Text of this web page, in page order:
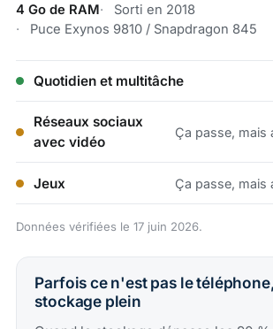
4 Go de RAM
Sorti en 2018
Puce Exynos 9810 / Snapdragon 845
Quotidien et multitâche
Réseaux sociaux
avec vidéo
Ça passe, mais
Jeux Ça passe, mais
Données vérifiées le 17 juin 2026.
Parfois ce n'est pas le
stockage plein